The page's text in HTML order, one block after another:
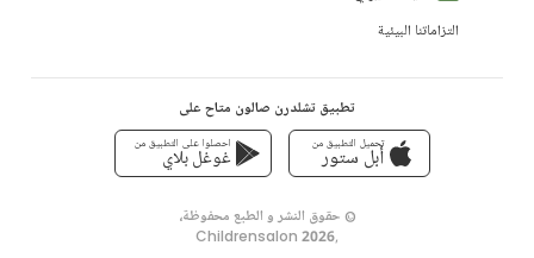
التزاماتنا البيئية
تطبيق تشلدرن صالون متاح على
تحميل التطبيق من
أبل ستور
احصلوا على التطبيق من
غوغل بلاي
© حقوق النشر و الطبع محفوظة،
,
Childrensalon 2026